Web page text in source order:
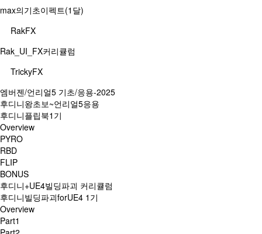
max의기초이펙트(1달)
RakFX
Rak_UI_FX커리큘럼
TrickyFX
엠버젠/언리얼5 기초/응용-2025
후디니왕초보~언리얼5응용
후디니플립북1기
Overview
PYRO
RBD
FLIP
BONUS
후디니+UE4빌딩파괴 커리큘럼
후디니빌딩파괴forUE4 1기
Overview
Part1